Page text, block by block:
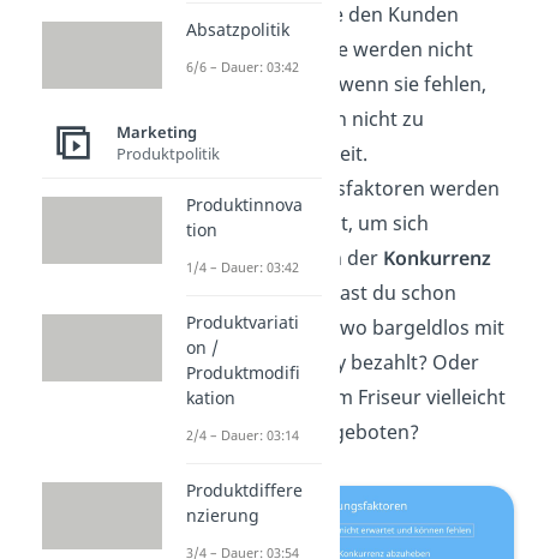
Merkmale, die den Kunden
begeistern. Sie werden nicht
erwartet und wenn sie fehlen,
führt das auch nicht zu
Unzufriedenheit.
Begeisterungsfaktoren werden
häufig genutzt, um sich
zusätzlich von der Konkurrenz
abzuheben. Hast du schon
einmal irgendwo bargeldlos mit
deinem Handy bezahlt? Oder
wurde dir beim Friseur vielleicht
ein Kaffee angeboten?
Absatzpolitik
6/6 – Dauer: 03:42
Marketing
Produktpolitik
Produktinnova
tion
1/4 – Dauer: 03:42
Produktvariati
on /
Produktmodifi
kation
2/4 – Dauer: 03:14
Produktdiffere
nzierung
3/4 – Dauer: 03:54